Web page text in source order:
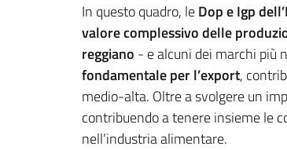
In questo quadro, leDop e Igp
valore complessivo delle
reggiano - e alcuni dei marchi più
fondamentale per l’export,
medio-alta. Oltre a svolgere un
contribuendo a tenere insieme le
nell’industria alimentare.